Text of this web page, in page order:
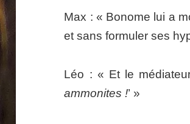
Max : « Bonome lui a
et sans formuler ses
Léo : « Et le
ammonites !’ »